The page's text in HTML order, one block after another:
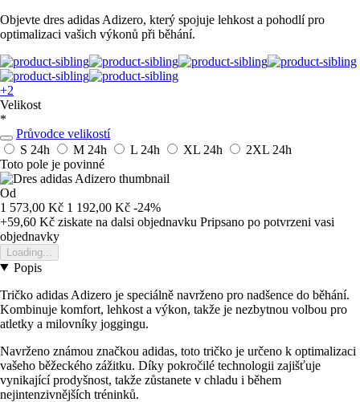
Objevte dres adidas Adizero, který spojuje lehkost a pohodlí pro
optimalizaci vašich výkonů při běhání.
+2
Velikost
*
Průvodce velikostí
S 24h M 24h L 24h XL 24h 2XL 24h
Toto pole je povinné
Od
1 573,00 Kč 1 192,00 Kč -24%
+59,60 Kč ziskate na dalsi objednavku Pripsano po potvrzeni vasi
objednavky
Loading...
Popis
Tričko adidas Adizero je speciálně navrženo pro nadšence do běhání.
Kombinuje komfort, lehkost a výkon, takže je nezbytnou volbou pro
atletky a milovníky joggingu.
Navrženo známou značkou adidas, toto tričko je určeno k optimalizaci
vašeho běžeckého zážitku. Díky pokročilé technologii zajišťuje
vynikající prodyšnost, takže zůstanete v chladu i během
nejintenzivnějších tréninků.